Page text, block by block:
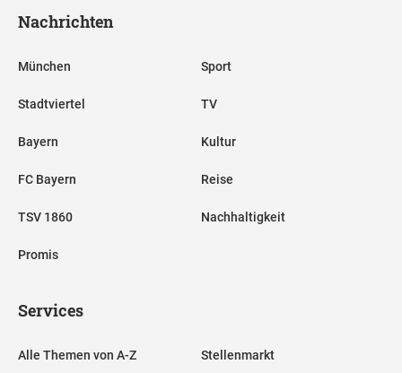
Nachrichten
München
Stadtviertel
Bayern
FC Bayern
TSV 1860
Promis
Sport
TV
Kultur
Reise
Nachhaltigkeit
Services
Alle Themen von A-Z Stellenmarkt